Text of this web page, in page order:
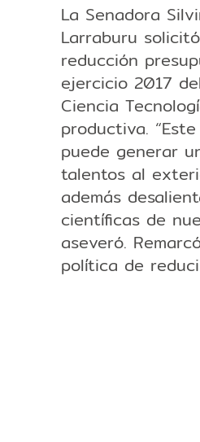
La Senadora
Larraburu
reducción
ejercicio 2017
Ciencia
productiva.
puede generar
talentos al
además
científicas de
aseveró.
política de